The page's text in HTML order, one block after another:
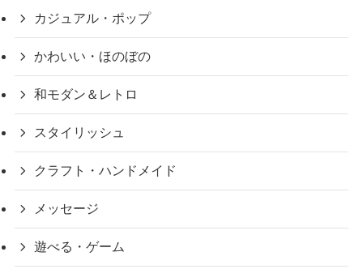
カジュアル・ポップ
かわいい・ほのぼの
和モダン＆レトロ
スタイリッシュ
クラフト・ハンドメイド
メッセージ
遊べる・ゲーム